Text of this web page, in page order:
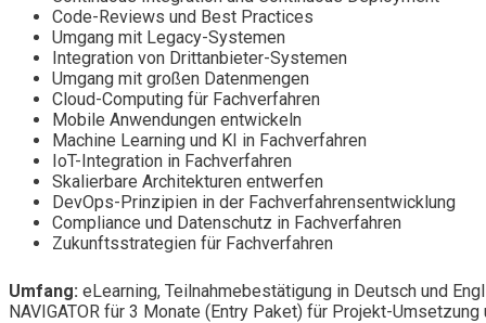
Code-Reviews und Best Practices
Umgang mit Legacy-Systemen
Integration von Drittanbieter-Systemen
Umgang mit großen Datenmengen
Cloud-Computing für Fachverfahren
Mobile Anwendungen entwickeln
Machine Learning und KI in Fachverfahren
IoT-Integration in Fachverfahren
Skalierbare Architekturen entwerfen
DevOps-Prinzipien in der Fachverfahrensentwicklung
Compliance und Datenschutz in Fachverfahren
Zukunftsstrategien für Fachverfahren
Umfang: eLearning, Teilnahmebestätigung in Deutsch und
NAVIGATOR für 3 Monate (Entry Paket) für Projekt-